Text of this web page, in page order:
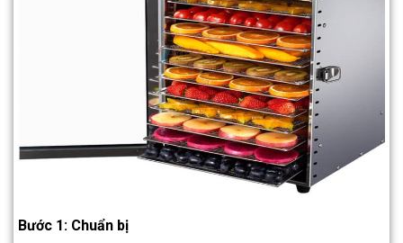
Bước 1: Chuẩn bị